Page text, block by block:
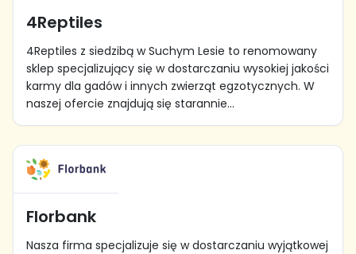
4Reptiles
4Reptiles z siedzibą w Suchym Lesie to renomowany
sklep specjalizujący się w dostarczaniu wysokiej jakości
karmy dla gadów i innych zwierząt egzotycznych. W
naszej ofercie znajdują się starannie...
Florbank
Nasza firma specjalizuje się w dostarczaniu wyjątkowej